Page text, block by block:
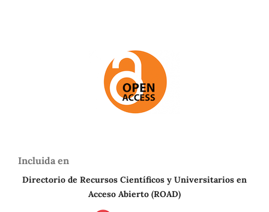
Incluida en
Directorio de Recursos Científicos y Universitarios en
Acceso Abierto (ROAD)